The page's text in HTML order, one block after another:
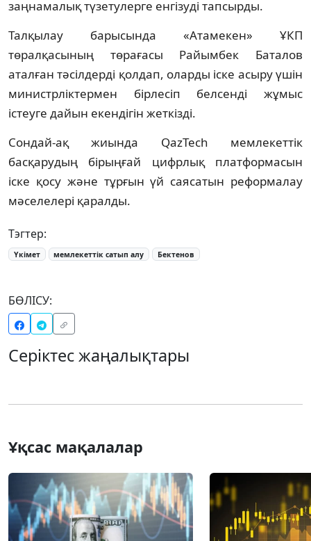
заңнамалық түзетулерге енгізуді тапсырды.
Талқылау барысында «Атамекен» ҰКП
төралқасының төрағасы Райымбек Баталов
аталған тәсілдерді қолдап, оларды іске асыру үшін
министрліктермен бірлесіп белсенді жұмыс
істеуге дайын екендігін жеткізді.
Сондай-ақ жиында QazTech мемлекеттік
басқарудың бірыңғай цифрлық платформасын
іске қосу және тұрғын үй саясатын реформалау
мәселелері қаралды.
Тэгтер:
Үкімет мемлекеттік сатып алу Бектенов
БӨЛІСУ:
Серіктес жаңалықтары
Ұқсас мақалалар